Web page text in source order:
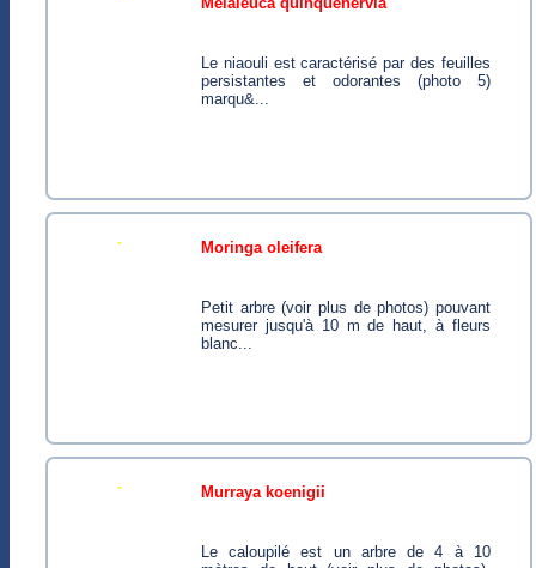
Le niaouli est caractérisé par des feuilles
persistantes et odorantes (photo 5)
marqu&...
moringa oleifera
Petit arbre (voir plus de photos) pouvant
mesurer jusqu'à 10 m de haut, à fleurs
blanc...
murraya koenigii
Le caloupilé est un arbre de 4 à 10